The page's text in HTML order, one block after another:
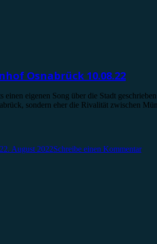
Osnabrück 10.08.22
einen eigenen Song über die Stadt
sondern eher die Rivalität zwischen
22. August 2022Schreibe einen Kommentar